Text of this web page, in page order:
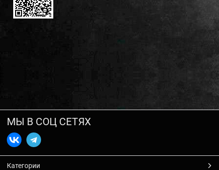
МЫ В СОЦ СЕТЯХ
Категории